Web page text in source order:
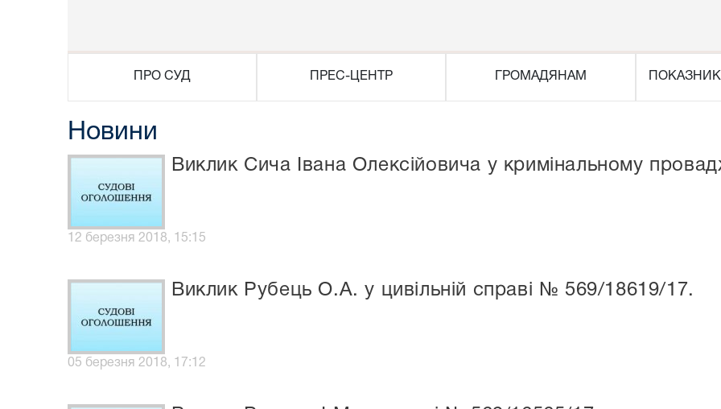
ПРО СУД ПРЕС-ЦЕНТР ГРОМАДЯНАМ
Новини
Виклик Сича Івана Олексійовича у кримінальному
12 березня 2018, 15:15
Виклик Рубець О.А. у цивільній справі № 569/18619/17.
05 березня 2018, 17:12